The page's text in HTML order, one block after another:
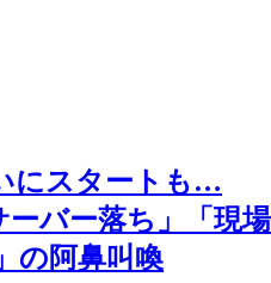
にスタートも…
ーバー落ち」「現場
の阿鼻叫喚